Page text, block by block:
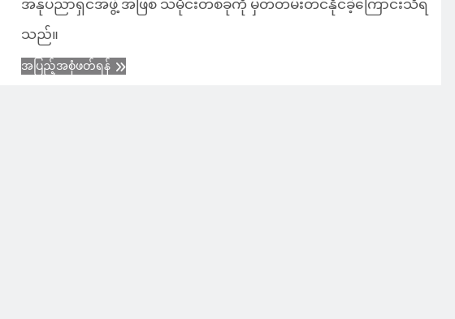
အနုပညာရှင်အဖွဲ့ အဖြစ် သမိုင်းတစ်ခုကို မှတ်တမ်းတင်နိုင်ခဲ့ကြောင်းသိရ
သည်။
အပြည့်အစုံဖတ်ရန်